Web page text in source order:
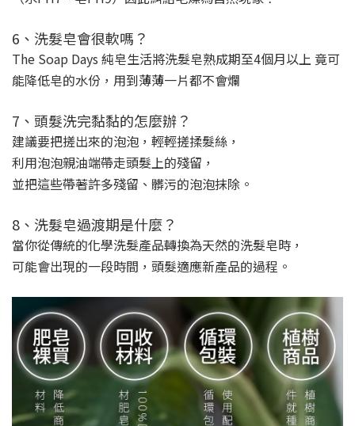
6、洗髮皂會很軟嗎？
The Soap Days 純皂生活將洗髮皂熟成期至4個月以上 竟可
能降低皂的水份，用到薄薄一片都不會爛
7、頭髮洗完黏黏的怎麼辦？
建議要把搓出來的泡泡，輕輕搓揉髮絲，
利用泡泡親油端帶走頭髮上的殘留，
並把這些帶著許多殘留、髒污的泡泡抹除。
8、洗髮皂過渡期是什麼？
當你從傳統的化學洗髮產品轉換為天然的洗髮皂時，
可能會出現的一段時間，頭髮適應新產品的過程。